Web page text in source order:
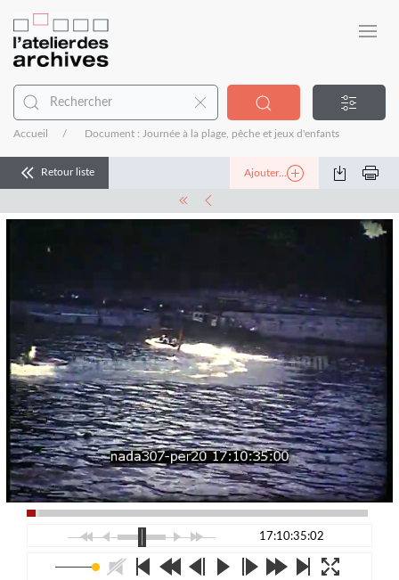
Accueil Document : Journée à la plage, pêche et jeux d'enfants
Retour liste Ajouter...
17:10:35:02